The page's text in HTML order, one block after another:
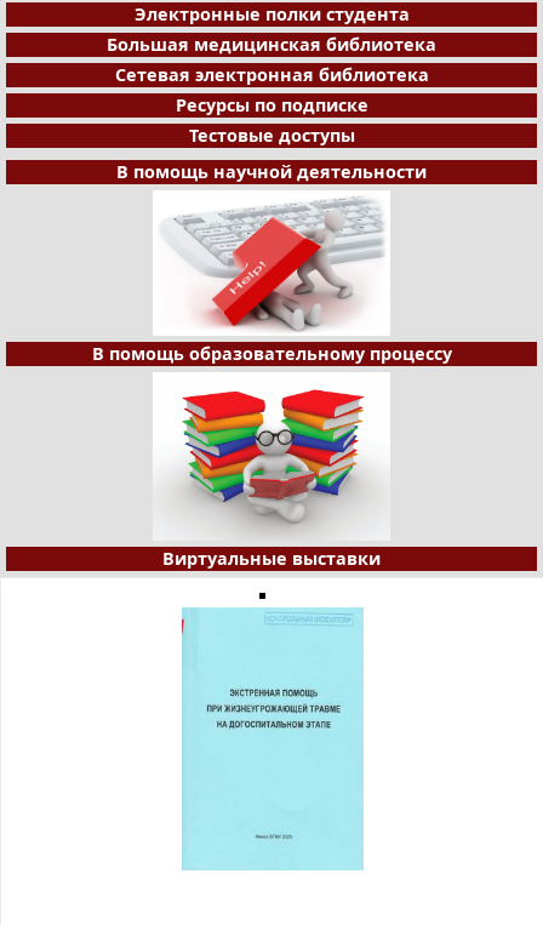
Электронные полки студента
Большая медицинская библиотека
Сетевая электронная библиотека
Ресурсы по подписке
Тестовые доступы
В помощь научной деятельности
В помощь образовательному процессу
Виртуальные выставки